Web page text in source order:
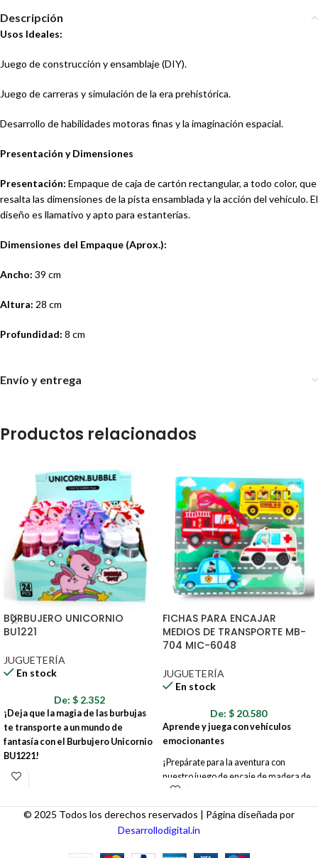
Descripción
Usos Ideales:
Juego de construcción y ensamblaje (DIY).
Juego de carreras y simulación de la era prehistórica.
Desarrollo de habilidades motoras finas y la imaginación espacial.
Presentación y Dimensiones
Presentación: Empaque de caja de cartón rectangular, a todo color, que
resalta las dimensiones de la pista ensamblada y la acción del vehículo. El
diseño es llamativo y apto para estanterías.
Dimensiones del Empaque (Aprox.):
Ancho: 39 cm
Altura: 28 cm
Profundidad: 8 cm
Envío y entrega
Productos relacionados
BURBUJERO UNICORNIO
BU1221
JUGUETERÍA
En stock
De: $ 2.352
¡Deja que la magia de las burbujas
te transporte a un mundo de
fantasía con el Burbujero Unicornio
BU1221!
Este encantador burbujero con forma
hacer realidad los sueños de los más
pequeños. Con su diseño mágico y
colores vibrantes, el Burbujero
FICHAS PARA ENCAJAR
MEDIOS DE TRANSPORTE MB-
704 MIC-6048
JUGUETERÍA
En stock
De: $ 20.580
Aprende y juega con vehículos
emocionantes
¡Prepárate para la aventura con
nuestro juego de encaje de madera de
medios de transporte! Diseñado para
pequeñas manos y grandes
imaginaciones, este juego interactivo
ofrece horas de diversión y
© 2025 Todos los derechos reservados | Página diseñada por
Desarrollodigital.in